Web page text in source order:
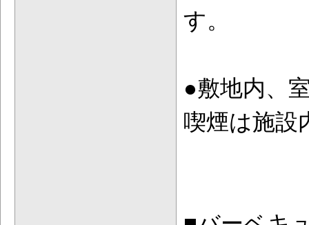
す。
●敷地内、
喫煙は施設